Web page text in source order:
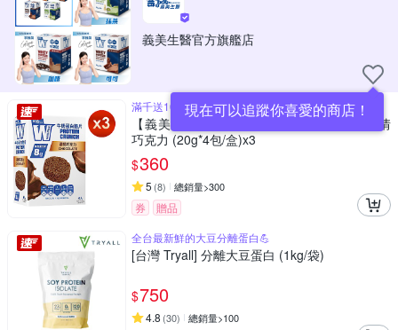
義美生醫官方旗艦店
現在可以追蹤你喜愛的商店！
滿千送10%OPENPOINT
【義美生醫】W PROTEIN牛奶蛋白脆片-濃情
巧克力 (20g*4包/盒)x3
$360
5 (8) 總銷量>300
券
贈品
全台最新鮮的大豆分離蛋白💪
[台灣 Tryall] 分離大豆蛋白 (1kg/袋)
$750
4.8 (30) 總銷量>100